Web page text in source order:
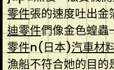
零件張的速度吐出金
迪零件們像金色蝗蟲
零件n(日本)汽車材
漁船不符合她的目